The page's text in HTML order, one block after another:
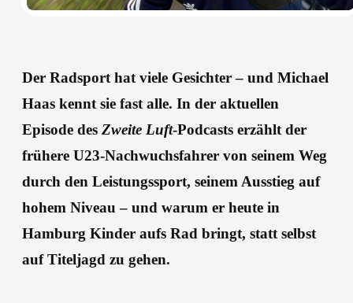
Der Radsport hat viele Gesichter – und Michael
Haas kennt sie fast alle. In der aktuellen
Episode des Zweite Luft-Podcasts erzählt der
frühere U23-Nachwuchsfahrer von seinem Weg
durch den Leistungssport, seinem Ausstieg auf
hohem Niveau – und warum er heute in
Hamburg Kinder aufs Rad bringt, statt selbst
auf Titeljagd zu gehen.